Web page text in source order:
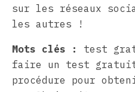
sur les réseaux
les autres !
Mots clés :
test
faire un test
procédure pour